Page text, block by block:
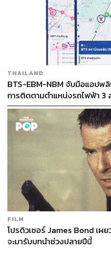
THAILAND
BTS-EBM-NBM จับมือแอปพ
การติดตามตำแหน่งรถไฟฟ้า 3
FILM
โปรดิวเซอร์ James Bond เผ
จะมารับบทนำช่วงปลายปีนี้